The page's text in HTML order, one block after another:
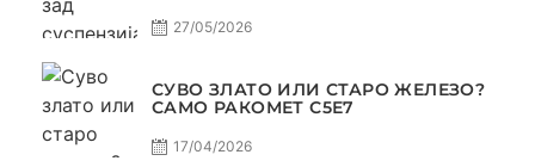
27/05/2026
СУВО ЗЛАТО ИЛИ СТАРО ЖЕЛЕЗО?
САМО РАКОМЕТ С5Е7
17/04/2026